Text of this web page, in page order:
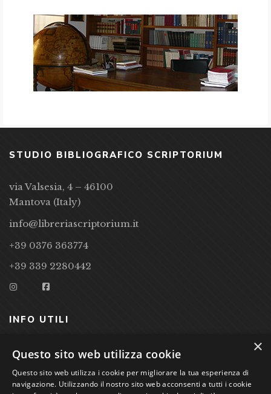
STUDIO BIBLIOGRAFICO SCRIPTORIUM
via Valsesia, 4 – 46100
Mantova (Italy)
info@libreriascriptorium.it
+39 0376 363774
+39 339 2280442
INFO UTILI
CONDIZIONI DI VENDITA
PRIVACY POLICY
×
Questo sito web utilizza cookie
Questo sito web utilizza i cookie per migliorare la tua esperienza di
navigazione. Utilizzando il nostro sito web acconsenti a tutti i cookie